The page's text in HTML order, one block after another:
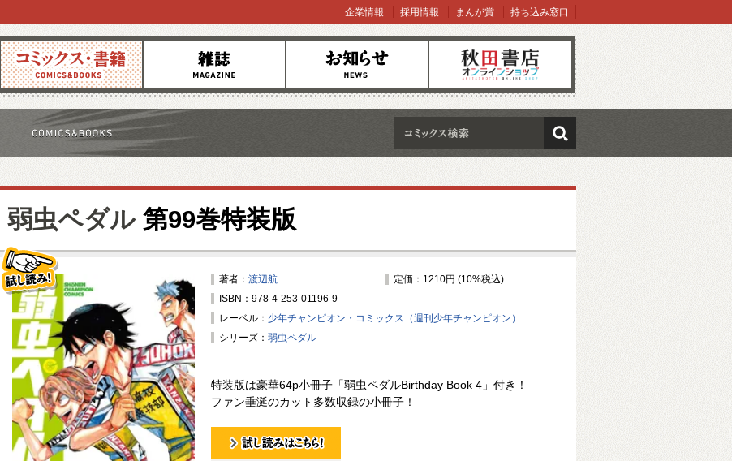
コミックス 雑誌 お知らせ オンラインショップ
企業情報 採用情報 まんが賞 持ち込み窓口
検索
弱虫ペダル第99巻特装版
著者： 渡辺航
定価：1210円 (10%税込)
ISBN：978-4-253-01196-9
レーベル： 少年チャンピオン・コミックス（週刊少年チャンピオン）
シリーズ： 弱虫ペダル
特装版は豪華64p小冊子「弱虫ペダルBirthday Book 4」付き！
ファン垂涎のカット多数収録の小冊子！
試し読み！